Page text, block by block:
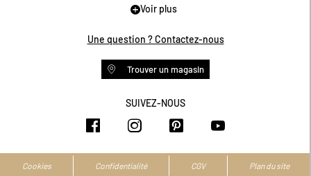
Guide des tailles
Programme de fidélité
Conditions des offres
Livraison et retours
Accessibilité numérique
Voir plus
Une question ? Contactez-nous
Trouver un magasin
SUIVEZ-NOUS
https://www.facebook.com/
https://https://
Cookies Confidentialité CGV Plan du site